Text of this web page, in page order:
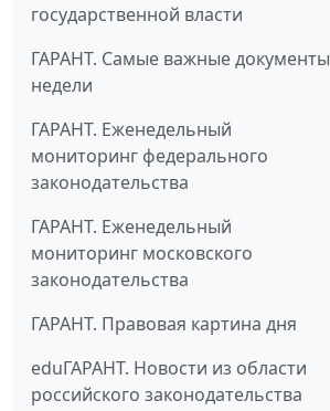
государственной власти
ГАРАНТ. Самые важные документы
недели
ГАРАНТ. Еженедельный
мониторинг федерального
законодательства
ГАРАНТ. Еженедельный
мониторинг московского
законодательства
ГАРАНТ. Правовая картина дня
eduГАРАНТ. Новости из области
российского законодательства